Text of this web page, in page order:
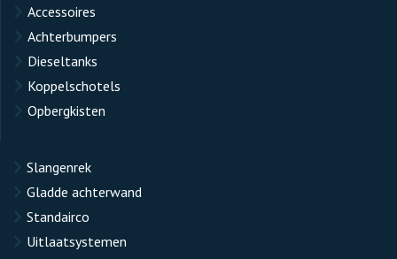
Accessoires
Achterbumpers
Dieseltanks
Koppelschotels
Opbergkisten
Slangenrek
Gladde achterwand
Standairco
Uitlaatsystemen